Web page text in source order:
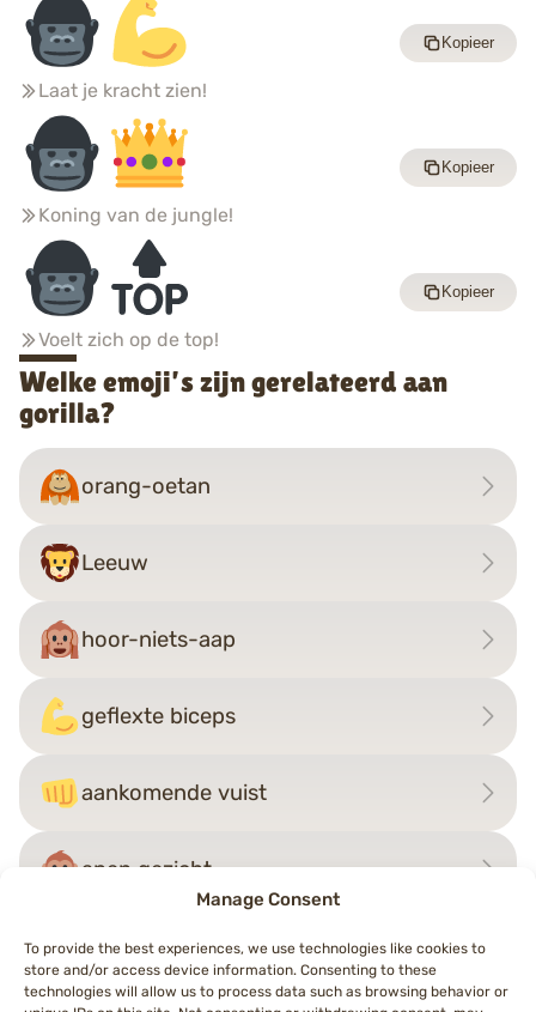
Manage Consent
To provide the best experiences, we use technologies like cookies to
store and/or access device information. Consenting to these
technologies will allow us to process data such as browsing behavior or
Laat je kracht zien!
Kopieer
Koning van de jungle!
Kopieer
Voelt zich op de top!
Kopieer
Welke emoji’s zijn gerelateerd aan
gorilla?
orang-oetan
Leeuw
hoor-niets-aap
geflexte biceps
aankomende vuist
apen gezicht
Bericht
←herthagedis→